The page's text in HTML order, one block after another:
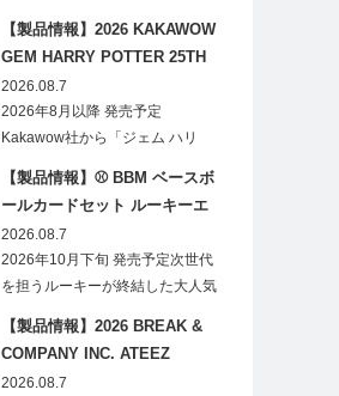
【製品情報】2026 KAKAWOW
GEM HARRY POTTER 25TH
ANNIVERSARY TRADING
CARDS HOBBY
2026.08.7
2026年8月以降 発売予定
Kakawow社から「ジェム ハリ
【製品情報】⚾ BBM ベースボ
ールカードセット ルーキーエ
ディションプレミアム 2026
2026.08.7
2026年10月下旬 発売予定次世代
を担うルーキーが終結した大人気
【製品情報】2026 BREAK &
COMPANY INC. ATEEZ
TELECA COLLECTION CARD
2026.08.7